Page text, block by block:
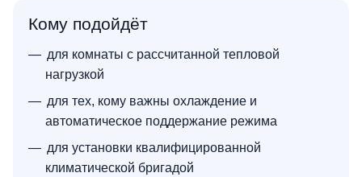
Кому подойдёт
для комнаты с рассчитанной тепловой
нагрузкой
для тех, кому важны охлаждение и
автоматическое поддержание режима
для установки квалифицированной
климатической бригадой